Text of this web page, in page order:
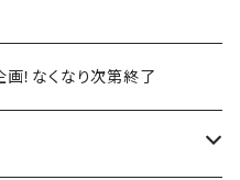
画！なくなり次第終了